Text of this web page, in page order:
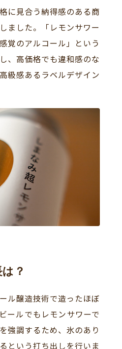
に見合う納得感のある商
ました。「レモンサワー
覚のアルコール」という
、高価格でも違和感のな
級感あるラベルデザイン
？
ル醸造技術で造ったほぼ
ールでもレモンサワーで
強調するため、氷のあり
という打ち出しを行いま